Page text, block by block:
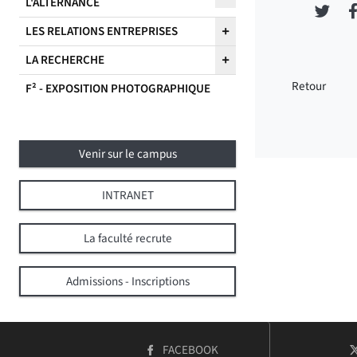
LES RELATIONS ENTREPRISES
LA RECHERCHE
F² - EXPOSITION PHOTOGRAPHIQUE
Venir sur le campus
INTRANET
La faculté recrute
Admissions - Inscriptions
Retour
COMPTE
FACEBOOK